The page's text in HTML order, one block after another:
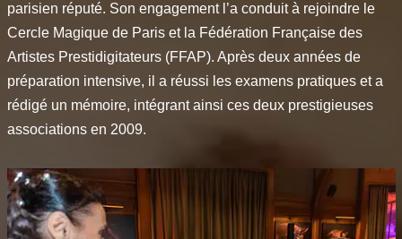
parisien réputé. Son engagement l’a conduit à rejoindre le
Cercle Magique de Paris et la Fédération Française des
Artistes Prestidigitateurs (FFAP). Après deux années de
préparation intensive, il a réussi les examens pratiques et a
rédigé un mémoire, intégrant ainsi ces deux prestigieuses
associations en 2009.